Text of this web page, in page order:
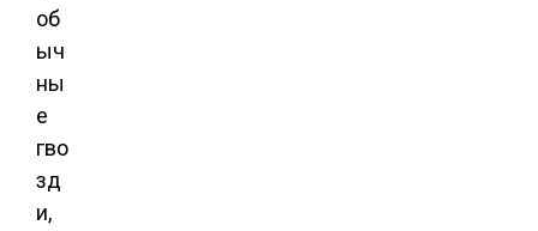
об
ыч
ны
е
гво
зд
и,